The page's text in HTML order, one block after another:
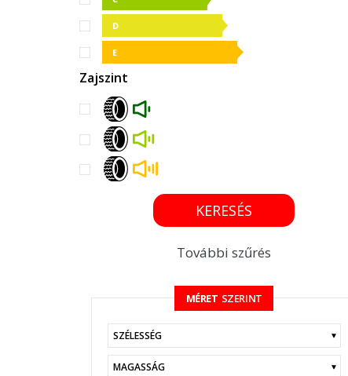
Zajszint
KERESÉS
További szűrés
MÉRET SZERINT